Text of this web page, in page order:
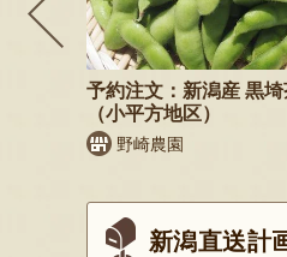
予約注文：新潟産 黒埼
（小平方地区）
野崎農園
新潟直送計